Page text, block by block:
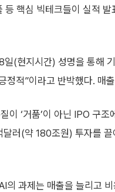
등 핵심 빅테크들이 실적 발
(현지시간) 성명을 통해
정적”이라고 반박했다. 매
이 ‘거품’이 아닌 IPO 구
러(약 180조원) 투자를
의 과제는 매출을 늘리고